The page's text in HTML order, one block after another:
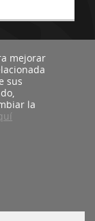
mejorar
sus
la